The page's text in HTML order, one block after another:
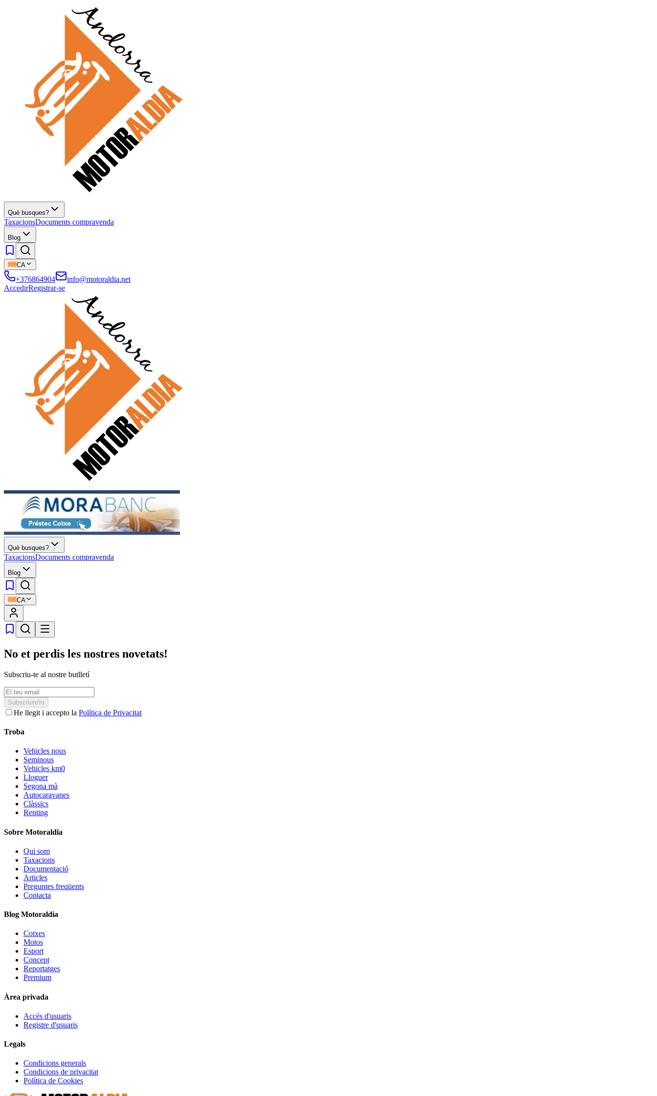
Què busques?
TaxacionsDocuments compravenda
Blog
CA
+376864904
info@motoraldia.net
AccedirRegistrar-se
Què busques?
TaxacionsDocuments compravenda
Blog
CA
No et perdis les nostres novetats!
Subscriu-te al nostre butlletí
Subscriure'm
He llegit i accepto la Política de Privacitat
Troba
Vehicles nous
Seminous
Vehicles km0
Lloguer
Segona mà
Autocaravanes
Clàssics
Renting
Sobre Motoraldia
Qui som
Taxacions
Documentació
Articles
Preguntes freqüents
Contacta
Blog Motoraldia
Cotxes
Motos
Esport
Concept
Reportatges
Premium
Àrea privada
Accés d'usuaris
Registre d'usuaris
Legals
Condicions generals
Condicions de privacitat
Política de Cookies